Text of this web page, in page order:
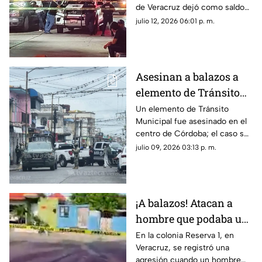
sigue la violencia en el
gobierno de Rocío
de Veracruz dejó como saldo
un hombre muerto; este
julio 12, 2026 06:01 p. m.
Asesinan a balazos a
elemento de Tránsito
Municipal en Córdoba;
así ocurrió
Un elemento de Tránsito
Municipal fue asesinado en el
centro de Córdoba; el caso se
suma a la lista de hechos
julio 09, 2026 03:13 p. m.
¡A balazos! Atacan a
hombre que podaba un
árbol en Veracruz; esto
se sabe
En la colonia Reserva 1, en
Veracruz, se registró una